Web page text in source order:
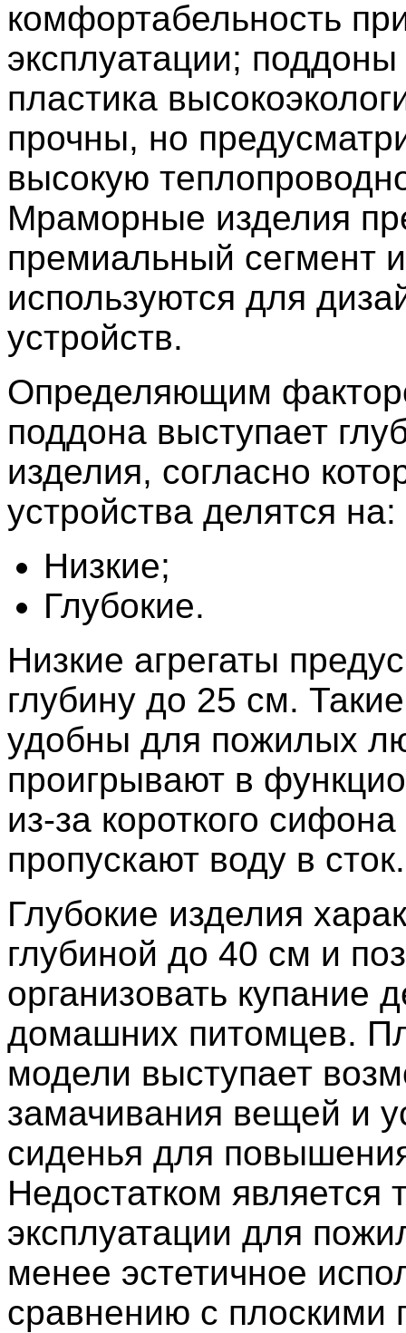
комфортабельность
эксплуатации;
пластика
прочны, но
высокую
Мраморные изделия
премиальный сегмент и
используются для
устройств.
Определяющим
поддона выступает
изделия, согласно
устройства делятся на:
Низкие;
Глубокие.
Низкие агрегаты
глубину до 25 см.
удобны для пожилых
проигрывают в
из-за короткого
пропускают воду в сток.
Глубокие изделия
глубиной до 40 см и
организовать купание
домашних питомцев.
модели выступает
замачивания вещей и
сиденья для
Недостатком является
эксплуатации для
менее эстетичное
сравнению с плоскими